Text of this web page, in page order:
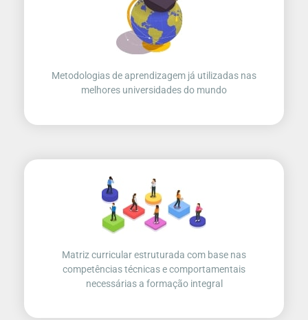
Metodologias de aprendizagem já utilizadas nas
melhores universidades do mundo
Matriz curricular estruturada com base nas
competências técnicas e comportamentais
necessárias a formação integral